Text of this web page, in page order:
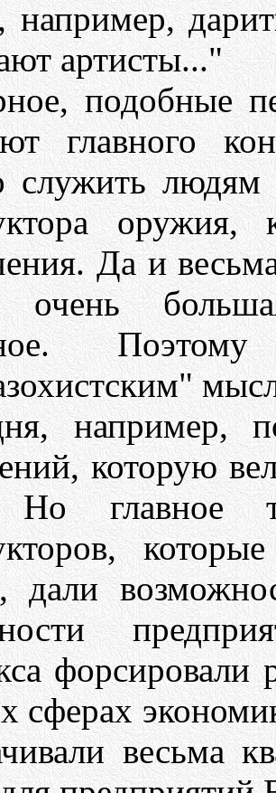
например,
артисты..."
подобные
главного
служить
Да и
очень
например,
которую
главное
дали
форсировали
сферах
весьма